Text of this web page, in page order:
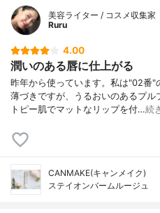
美容ライター / コスメ収集家
Ruru
4.00
潤いのある唇に仕上がる
昨年から使っています。私は"02番"
薄づきですが、うるおいのあるプ
トピー肌でマットなリップを付…続
CANMAKE(キャンメイク)
ステイオンバームルージュ